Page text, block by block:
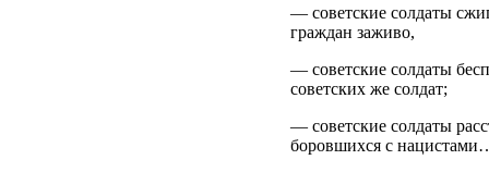
— советские солдаты
граждан заживо,
— советские солдаты
советских же солдат;
— советские солдаты
боровшихся с